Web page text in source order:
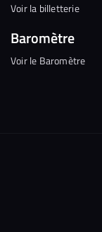
Voir la billetterie
Baromètre
Voir le Baromètre